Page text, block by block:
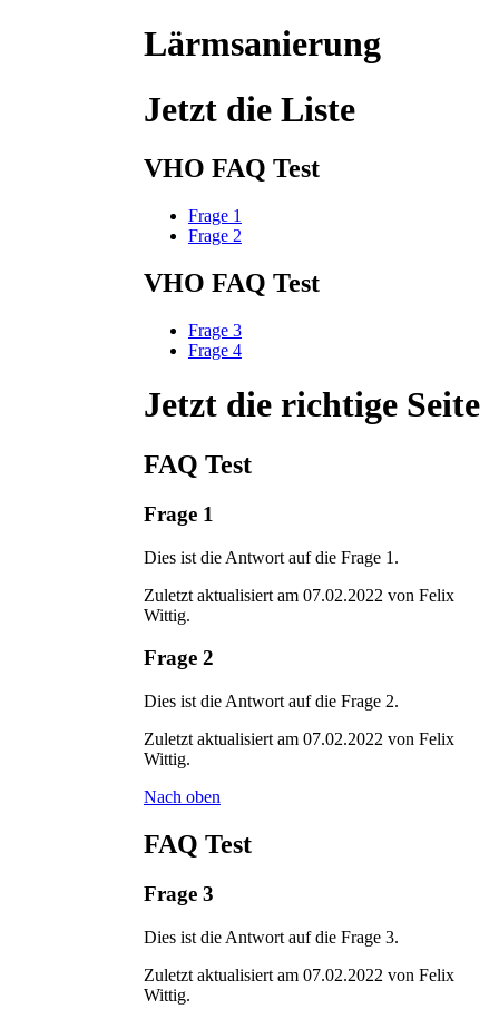
Lärmsanierung
Jetzt die Liste
VHO FAQ Test
Frage 1
Frage 2
VHO FAQ Test
Frage 3
Frage 4
Jetzt die richtige Seite
FAQ Test
Frage 1
Dies ist die Antwort auf die Frage 1.
Zuletzt aktualisiert am 07.02.2022 von Felix
Wittig.
Frage 2
Dies ist die Antwort auf die Frage 2.
Zuletzt aktualisiert am 07.02.2022 von Felix
Wittig.
Nach oben
FAQ Test
Frage 3
Dies ist die Antwort auf die Frage 3.
Zuletzt aktualisiert am 07.02.2022 von Felix
Wittig.